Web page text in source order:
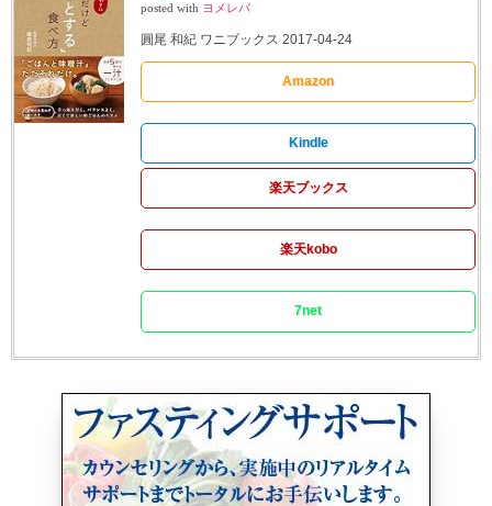
posted with ヨメレバ
圓尾 和紀 ワニブックス 2017-04-24
Amazon
Kindle
楽天ブックス
楽天kobo
7net